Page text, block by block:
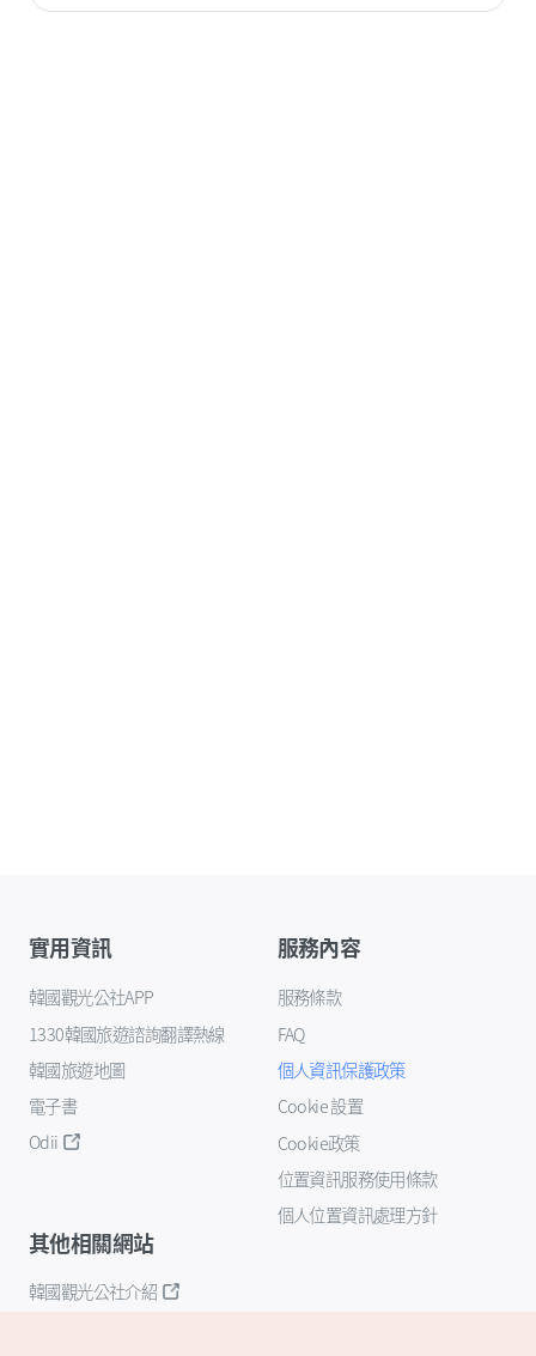
實用資訊
韓國觀光公社APP
1330韓國旅遊諮詢翻譯熱線
韓國旅遊地圖
電子書
Odii
服務內容
服務條款
FAQ
個人資訊保護政策
Cookie 設置
Cookie政策
位置資訊服務使用條款
個人位置資訊處理方針
其他相關網站
韓國觀光公社介紹